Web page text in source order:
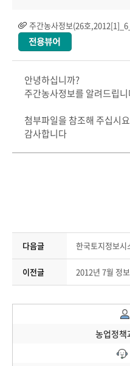
주간농사정보(26호
안녕하십니까?
주간농사정보를 알려드립
첨부파일을 참조해 주십시요
감사합니다
다음글
이전글 2012년 7월 정
농업정책